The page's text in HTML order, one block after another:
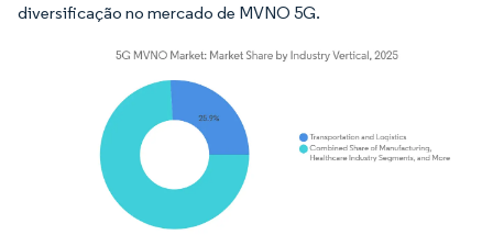
diversificação no mercado de MVNO 5G.